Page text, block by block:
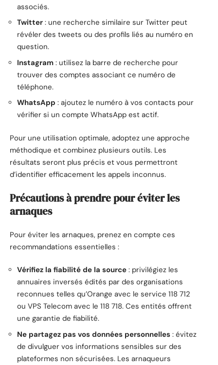
associés.
Twitter : une recherche similaire sur Twitter peut
révéler des tweets ou des profils liés au numéro en
question.
Instagram : utilisez la barre de recherche pour
trouver des comptes associant ce numéro de
téléphone.
WhatsApp : ajoutez le numéro à vos contacts pour
vérifier si un compte WhatsApp est actif.
Pour une utilisation optimale, adoptez une approche
méthodique et combinez plusieurs outils. Les
résultats seront plus précis et vous permettront
d’identifier efficacement les appels inconnus.
Précautions à prendre pour éviter les
arnaques
Pour éviter les arnaques, prenez en compte ces
recommandations essentielles :
Vérifiez la fiabilité de la source : privilégiez les
annuaires inversés édités par des organisations
reconnues telles qu’Orange avec le service 118 712
ou VPS Telecom avec le 118 718. Ces entités offrent
une garantie de fiabilité.
Ne partagez pas vos données personnelles : évitez
de divulguer vos informations sensibles sur des
plateformes non sécurisées. Les arnaqueurs